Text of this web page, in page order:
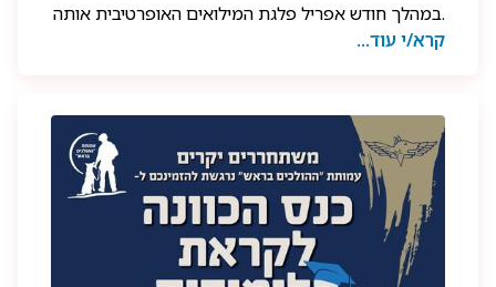
.במהלך חודש אפריל פלגת המילואים האופרטיבית אותה
מרכיבים בוגרי ובוגרות היחידה, יצאו ל״מסע שחרור״
קרא/י עוד...